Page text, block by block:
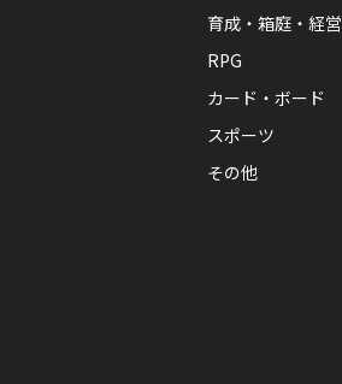
育成・箱庭・経営
RPG
カード・ボード
スポーツ
その他